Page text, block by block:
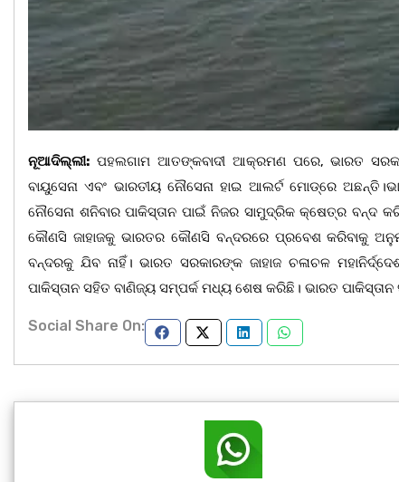
ନୂଆଦିଲ୍ଲୀ: ପହଲଗାମ ଆତଙ୍କବାଦୀ ଆକ୍ରମଣ ପରେ, ଭାରତ
ବାୟୁସେନା ଏବଂ ଭାରତୀୟ ନୌସେନା ହାଇ ଆଲର୍ଟ ମୋଡ୍‌ରେ
ନୌସେନା ଶନିବାର ପାକିସ୍ତାନ ପାଇଁ ନିଜର ସାମୁଦ୍ରିକ କ୍ଷେତ୍ର ବନ୍ଦ
କୌଣସି ଜାହାଜକୁ ଭାରତର କୌଣସି ବନ୍ଦରରେ ପ୍ରବେଶ କରିବାକୁ
ବନ୍ଦରକୁ ଯିବ ନାହିଁ। ଭାରତ ସରକାରଙ୍କ ଜାହାଜ ଚଳାଚଳ
ପାକିସ୍ତାନ ସହିତ ବାଣିଜ୍ୟ ସମ୍ପର୍କ ମଧ୍ୟ ଶେଷ କରିଛି। ଭାରତ
Social Share On: